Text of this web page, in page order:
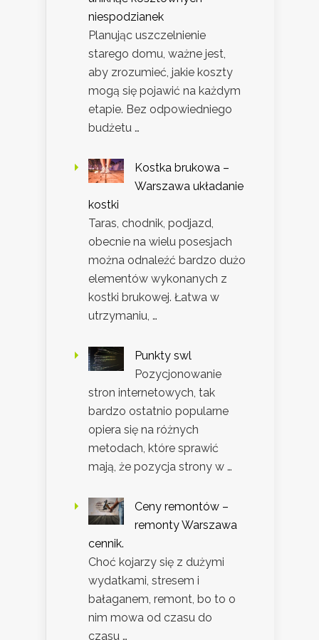
niespodzianek
Planując uszczelnienie
starego domu, ważne jest,
aby zrozumieć, jakie koszty
mogą się pojawić na każdym
etapie. Bez odpowiedniego
budżetu …
Kostka brukowa –
Warszawa układanie
kostki
Taras, chodnik, podjazd,
obecnie na wielu posesjach
można odnaleźć bardzo dużo
elementów wykonanych z
kostki brukowej. Łatwa w
utrzymaniu, …
Punkty swl
Pozycjonowanie
stron internetowych, tak
bardzo ostatnio popularne
opiera się na różnych
metodach, które sprawić
mają, że pozycja strony w …
Ceny remontów –
remonty Warszawa
cennik.
Choć kojarzy się z dużymi
wydatkami, stresem i
bałaganem, remont, bo to o
nim mowa od czasu do
czasu …